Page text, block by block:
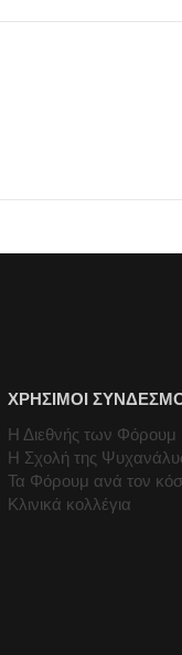
ΧΡΗΣΙΜΟΙ
Η Διεθνής των Φόρουμ
Η Σχολή της
Τα Φόρουμ ανά τον
Κλινικά κολλέγια